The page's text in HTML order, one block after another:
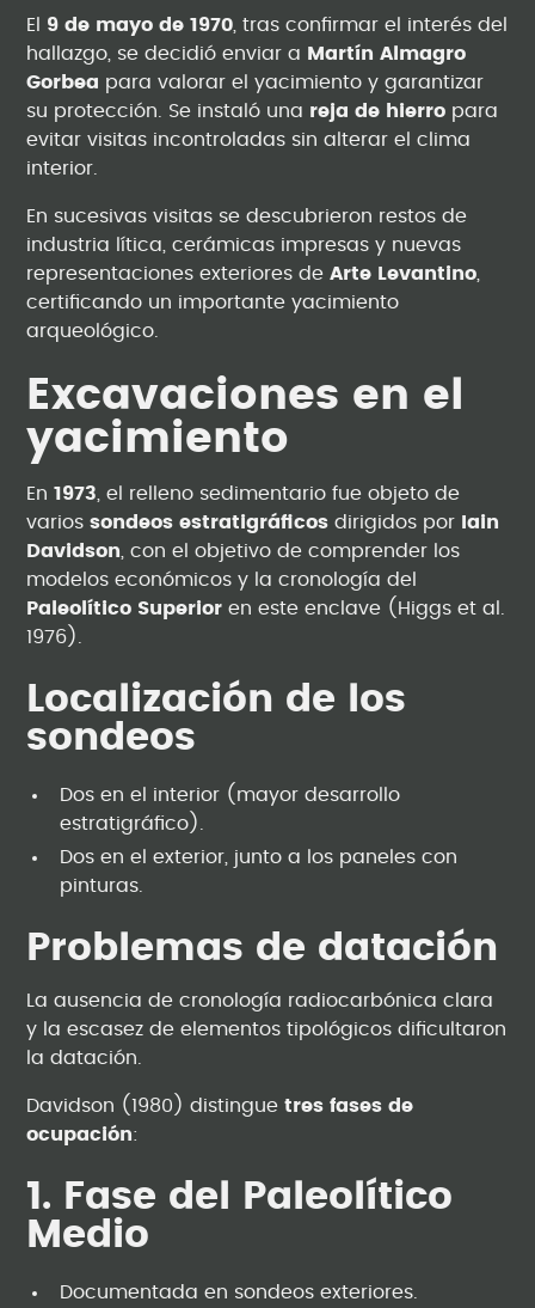
El 9 de mayo de 1970 , tras confirmar el interés del
hallazgo, se decidió enviar a
Martín Almagro
Gorbea para valorar el yacimiento y garantizar
su protección. Se instaló una reja de hierro para
evitar visitas incontroladas sin alterar el clima
interior.
En sucesivas visitas se descubrieron restos de
industria lítica, cerámicas impresas y nuevas
representaciones exteriores deArte Levantino
certificando un importante yacimiento
arqueológico.
Excavaciones en el
yacimiento
En1973 , el relleno sedimentario fue objeto de
variossondeos estratigráficos dirigidos por
Iain
Davidson , con el objetivo de comprender los
modelos económicos y la cronología del
Paleolítico Superior en este enclave (Higgs et al.
1976).
Localización de los
sondeos
Dos en el interior (mayor desarrollo
estratigráfico).
Dos en el exterior, junto a los paneles con
pinturas.
Problemas de datación
La ausencia de cronología radiocarbónica clara
y la escasez de elementos tipológicos dificultaron
la datación.
Davidson (1980) distinguetres fases de
ocupación:
1. Fase del Paleolítico
Medio
Documentada en sondeos exteriores.